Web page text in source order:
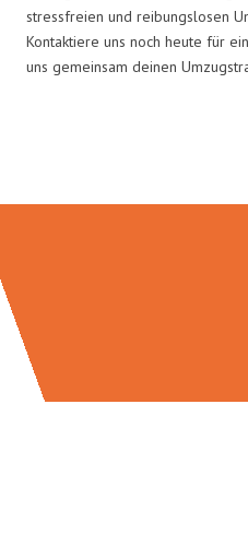
stressfreien und reibungslosen
Kontaktiere uns noch heute für
uns gemeinsam deinen